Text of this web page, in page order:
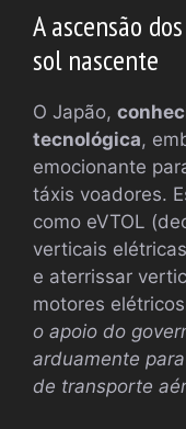
A ascensão
sol nascente
O Japão,
tecnológica,
emocionante
táxis voadores.
como eVTOL
verticais
e aterrissar
motores
o apoio do
arduamente
de transporte